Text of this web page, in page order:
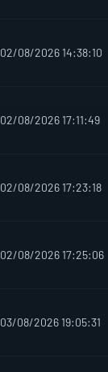
02/08/2026 14:38:10
02/08/2026 17:11:49
02/08/2026 17:23:18
02/08/2026 17:25:06
03/08/2026 19:05:31